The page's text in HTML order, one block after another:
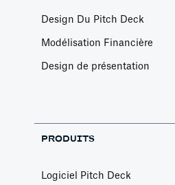
Design Du Pitch Deck
Modélisation Financière
Design de présentation
PRODUITS
Logiciel Pitch Deck